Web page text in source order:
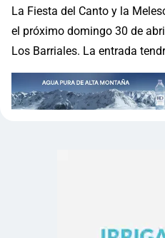
La Fiesta del Canto y la
el próximo domingo 30 de
Los Barriales. La entrada